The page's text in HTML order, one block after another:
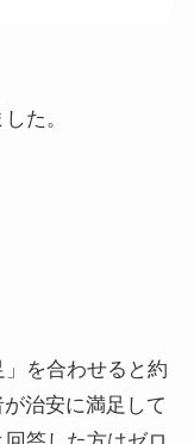
た。
」を合わせると約
治安に満足して